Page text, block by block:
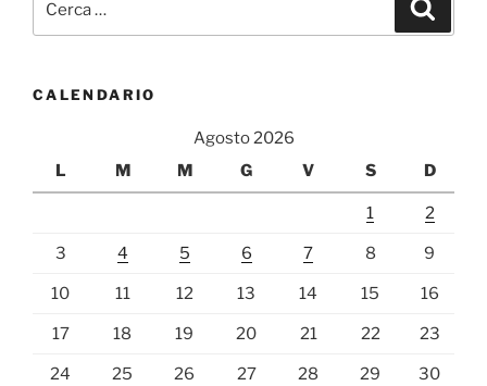
CALENDARIO
Agosto 2026
L
M M G V S D
1 2
3 4 5 6 7 8 9
10 11 12 13 14 15 16
17 18 19 20 21 22 23
24 25 26 27 28 29 30